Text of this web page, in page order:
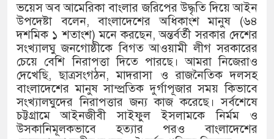
খিলক্ষেত থানা বিএনপির যুগ্ম
দেশের ৬ অঞ্চলে ঝড়ের আভাস
সার্ককে আরও গতিশীল করতে চায়
প্রেমের সম্পর্ক ছিন্ন না করায়
প্রধানমন্ত্রীর সঙ্গে নবনিযুক্ত
ভয়েস অব আমেরিকা বাংলার জরিপের উদ্ধৃতি দিয়ে আইন
উপদেষ্টা বলেন, বাংলাদেশের অধিকাংশ মানুষ (৬৪
দশমিক ১ শতাংশ) মনে করছেন, অন্তর্বর্তী সরকার দেশের
সংখ্যালঘু জনগোষ্ঠীকে বিগত আওয়ামী লীগ সরকারের
চেয়ে বেশি নিরাপত্তা দিতে পারছে। আমরা নিজেরাও
দেখেছি, ছাত্রসংগঠন, মাদরাসা ও রাজনৈতিক দলসহ
বাংলাদেশের মানুষ সাম্প্রতিক দুর্গাপূজার সময় কিভাবে
সংখ্যালঘুদের নিরাপত্তার জন্য কাজ করেছে। সর্বশেষে
চট্টগ্রামে আইনজীবী সাইফুল ইসলামকে নির্মম ও
উসকানিমূলকভাবে হত্যার পরও বাংলাদেশের